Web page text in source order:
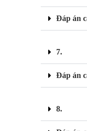
Đáp án
7.
Đáp án
8.